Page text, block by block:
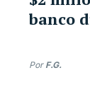
banco
Por F.G.